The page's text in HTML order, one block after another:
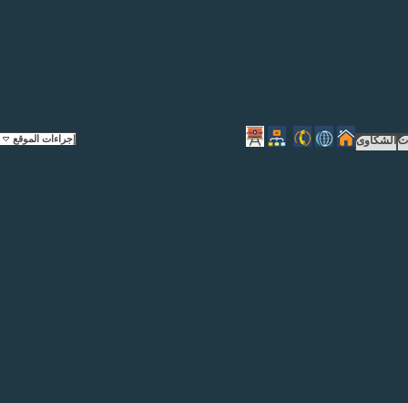
إجراءات الموقع